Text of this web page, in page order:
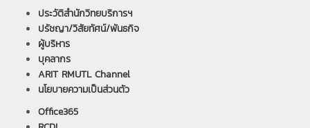
ประวัติสำนักวิทยบริการฯ
ปรัชญา/วิสัยทัศน์/พันธกิจ
ผู้บริหาร
บุคลากร
ARIT RMUTL Channel
นโยบายความเป็นส่วนตัว
Office365